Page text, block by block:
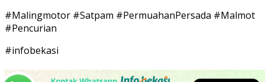
#Malingmotor #Satpam #PermuahanPersada #Malmot
#Pencurian
#infobekasi